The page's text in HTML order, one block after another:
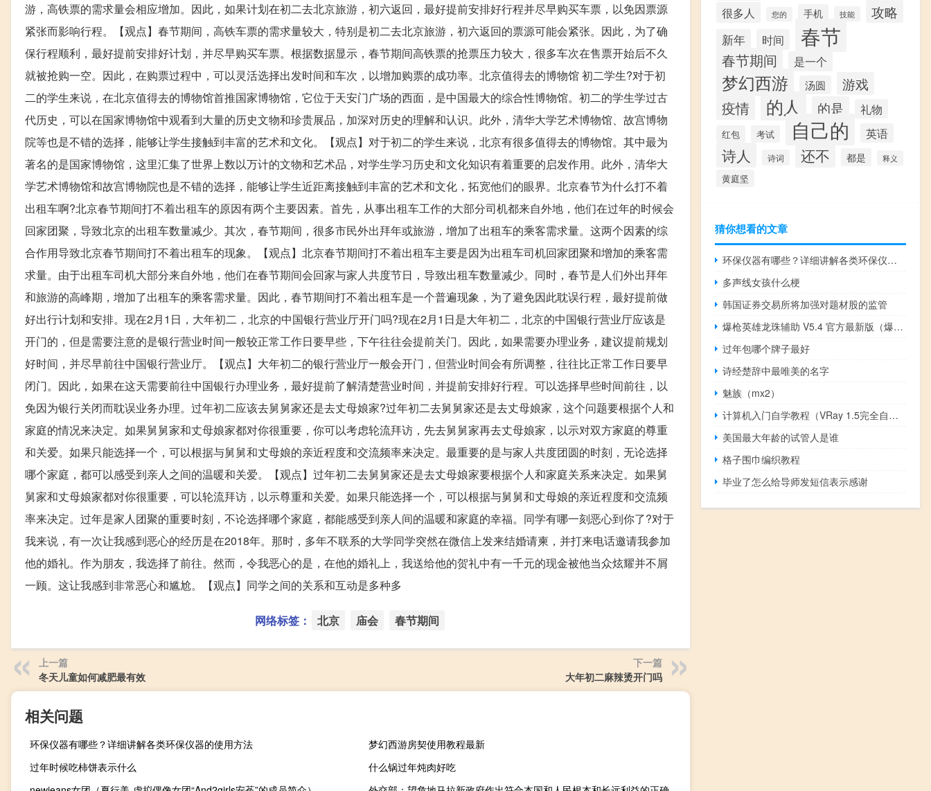
游，高铁票的需求量会相应增加。因此，如果计划在初二去北京旅游，初六返回，最好提前安排好行程并尽早购买车票，以免因票源
紧张而影响行程。【观点】春节期间，高铁车票的需求量较大，特别是初二去北京旅游，初六返回的票源可能会紧张。因此，为了确
保行程顺利，最好提前安排好计划，并尽早购买车票。根据数据显示，春节期间高铁票的抢票压力较大，很多车次在售票开始后不久
就被抢购一空。因此，在购票过程中，可以灵活选择出发时间和车次，以增加购票的成功率。北京值得去的博物馆 初二学生?对于初
二的学生来说，在北京值得去的博物馆首推国家博物馆，它位于天安门广场的西面，是中国最大的综合性博物馆。初二的学生学过古
代历史，可以在国家博物馆中观看到大量的历史文物和珍贵展品，加深对历史的理解和认识。此外，清华大学艺术博物馆、故宫博物
院等也是不错的选择，能够让学生接触到丰富的艺术和文化。【观点】对于初二的学生来说，北京有很多值得去的博物馆。其中最为
著名的是国家博物馆，这里汇集了世界上数以万计的文物和艺术品，对学生学习历史和文化知识有着重要的启发作用。此外，清华大
学艺术博物馆和故宫博物院也是不错的选择，能够让学生近距离接触到丰富的艺术和文化，拓宽他们的眼界。北京春节为什么打不着
出租车啊?北京春节期间打不着出租车的原因有两个主要因素。首先，从事出租车工作的大部分司机都来自外地，他们在过年的时候会
回家团聚，导致北京的出租车数量减少。其次，春节期间，很多市民外出拜年或旅游，增加了出租车的乘客需求量。这两个因素的综
合作用导致北京春节期间打不着出租车的现象。【观点】北京春节期间打不着出租车主要是因为出租车司机回家团聚和增加的乘客需
求量。由于出租车司机大部分来自外地，他们在春节期间会回家与家人共度节日，导致出租车数量减少。同时，春节是人们外出拜年
和旅游的高峰期，增加了出租车的乘客需求量。因此，春节期间打不着出租车是一个普遍现象，为了避免因此耽误行程，最好提前做
好出行计划和安排。现在2月1日，大年初二，北京的中国银行营业厅开门吗?现在2月1日是大年初二，北京的中国银行营业厅应该是
开门的，但是需要注意的是银行营业时间一般较正常工作日要早些，下午往往会提前关门。因此，如果需要办理业务，建议提前规划
好时间，并尽早前往中国银行营业厅。【观点】大年初二的银行营业厅一般会开门，但营业时间会有所调整，往往比正常工作日要早
闭门。因此，如果在这天需要前往中国银行办理业务，最好提前了解清楚营业时间，并提前安排好行程。可以选择早些时间前往，以
免因为银行关闭而耽误业务办理。过年初二应该去舅舅家还是去丈母娘家?过年初二去舅舅家还是去丈母娘家，这个问题要根据个人和
家庭的情况来决定。如果舅舅家和丈母娘家都对你很重要，你可以考虑轮流拜访，先去舅舅家再去丈母娘家，以示对双方家庭的尊重
和关爱。如果只能选择一个，可以根据与舅舅和丈母娘的亲近程度和交流频率来决定。最重要的是与家人共度团圆的时刻，无论选择
哪个家庭，都可以感受到亲人之间的温暖和关爱。【观点】过年初二去舅舅家还是去丈母娘家要根据个人和家庭关系来决定。如果舅
舅家和丈母娘家都对你很重要，可以轮流拜访，以示尊重和关爱。如果只能选择一个，可以根据与舅舅和丈母娘的亲近程度和交流频
率来决定。过年是家人团聚的重要时刻，不论选择哪个家庭，都能感受到亲人间的温暖和家庭的幸福。同学有哪一刻恶心到你了?对于
我来说，有一次让我感到恶心的经历是在2018年。那时，多年不联系的大学同学突然在微信上发来结婚请柬，并打来电话邀请我参加
他的婚礼。作为朋友，我选择了前往。然而，令我恶心的是，在他的婚礼上，我送给他的贺礼中有一千元的现金被他当众炫耀并不屑
一顾。这让我感到非常恶心和尴尬。【观点】同学之间的关系和互动是多种多
网络标签： 北京 庙会 春节期间
上一篇
冬天儿童如何减肥最有效
下一篇
大年初二麻辣烫开门吗
相关问题
环保仪器有哪些？详细讲解各类环保仪器的使用方法
梦幻西游房契使用教程最新
过年时候吃柿饼表示什么
什么锅过年炖肉好吃
很多人 您的 手机 技能 攻略
新年 时间 春节
春节期间 是一个
梦幻西游 汤圆 游戏
疫情 的人 的是 礼物
红包 考试 自己的 英语
诗人 诗词 还不 都是 释义
黄庭坚
猜你想看的文章
环保仪器有哪些？详细讲解各类环保仪器的使用方法
多声线女孩什么梗
韩国证券交易所将加强对题材股的监管
爆枪英雄龙珠辅助 V5.4 官方最新版（爆枪英雄龙珠辅助 V5.4 官方最新版功能简介）
过年包哪个牌子最好
诗经楚辞中最唯美的名字
魅族（mx2）
计算机入门自学教程（VRay 1.5完全自学教程简介）
美国最大年龄的试管人是谁
格子围巾编织教程
毕业了怎么给导师发短信表示感谢